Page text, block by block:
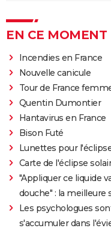
EN CE MOMENT
Incendies en France
Nouvelle canicule
Tour de France
Quentin Dumontier
Hantavirus en France
Bison Futé
Lunettes pour
Carte de l'éclipse
"Appliquer ce liquide
douche" : la
Les psychologues
s'accumuler dans